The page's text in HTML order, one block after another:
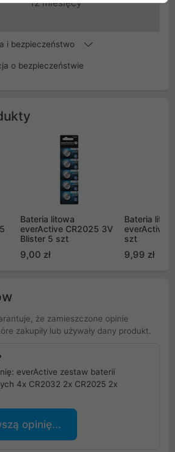
12 miesięcy
i bezpieczeństwo
o bezpieczeństwie
Bateria litowa
everActive CR2025 3V
Blister 5 szt
9,00 zł
Bateria
everActive
szt
9,99 zł
że zamieszczone opinie
zakupiły lub używały dany produkt.
everActive zestaw baterii
4x CR2032 2x CR2025 2x
opinię...